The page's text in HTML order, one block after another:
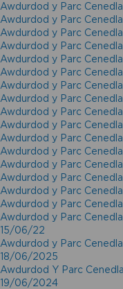
Awdurdod y Parc
Awdurdod y Parc
Awdurdod y Parc
Awdurdod y Parc
Awdurdod y Parc
Awdurdod y Parc
Awdurdod y Parc
Awdurdod y Parc
Awdurdod y Parc
Awdurdod y Parc
Awdurdod y Parc
Awdurdod y Parc
Awdurdod y Parc
Awdurdod y Parc
Awdurdod y Parc
Awdurdod y Parc
Awdurdod y Parc
15/06/22
Awdurdod y Parc
18/06/2025
Awdurdod Y Parc
19/06/2024